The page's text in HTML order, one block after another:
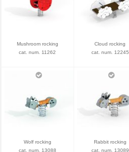
Objednajte si zdarma
Lars Laj on Facebook
Mushroom rocking
cat. num. 11262
Cloud rocking
cat. num. 12245
Wolf rocking
cat. num. 13088
Rabbit rocking
cat. num. 13089